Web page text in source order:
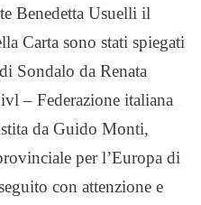
Benedetta Usuelli il
Carta sono stati spiegati
Sondalo da Renata
– Federazione italiana
da Guido Monti,
per l’Europa di
con attenzione e